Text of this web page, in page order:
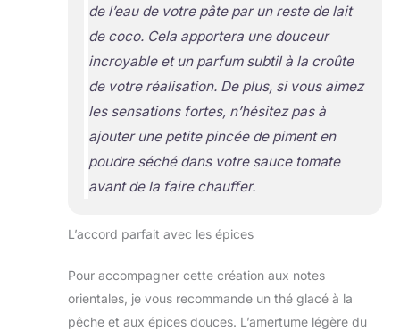
de l’eau de votre pâte par un reste de lait
de coco. Cela apportera une douceur
incroyable et un parfum subtil à la croûte
de votre réalisation. De plus, si vous aimez
les sensations fortes, n’hésitez pas à
ajouter une petite pincée de piment en
poudre séché dans votre sauce tomate
avant de la faire chauffer.
L’accord parfait avec les épices
Pour accompagner cette création aux notes
orientales, je vous recommande un thé glacé à la
pêche et aux épices douces. L’amertume légère du